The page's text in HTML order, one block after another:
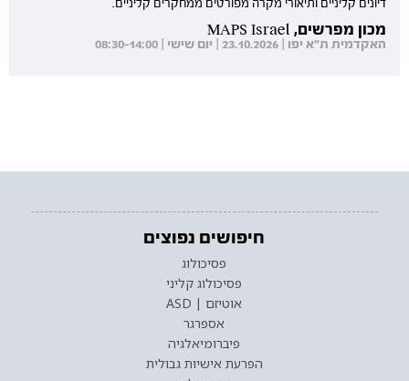
דיונים קליניים ותיאורי מקרה מפורטים ממחקרים קליניים.
מכון מפרשים, MAPS Israel
האקדמית ת"א יפו | 23.10.2026 | יום שישי | 08:30-14:00
חיפושים נפוצים
פסיכולוג
פסיכולוג קליני
אוטיזם | ASD
אספרגר
פיברומיאלגיה
הפרעת אישיות גבולית